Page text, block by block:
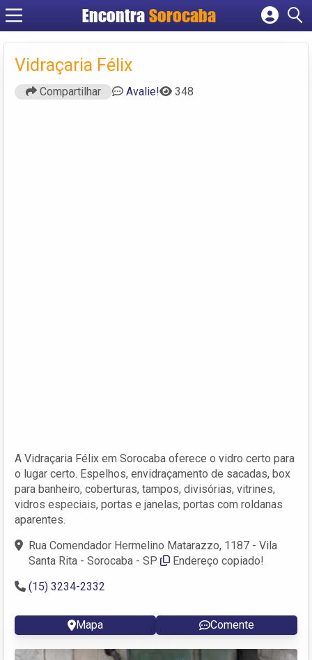
EncontraSorocaba
Cadastrar empresa
Vidraçaria Félix
Compartilhar Avalie! 348
A Vidraçaria Félix em Sorocaba oferece o vidro certo para
o lugar certo. Espelhos, envidraçamento de sacadas, box
para banheiro, coberturas, tampos, divisórias, vitrines,
vidros especiais, portas e janelas, portas com roldanas
aparentes.
Rua Comendador Hermelino Matarazzo, 1187 - Vila
Santa Rita - Sorocaba - SP
Endereço copiado!
(15) 3234-2332
Mapa Comente